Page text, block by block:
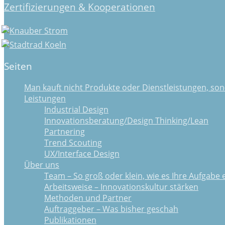
Zertifizierungen & Kooperationen
Seiten
Man kauft nicht Produkte oder Dienstleistungen,
Leistungen
Industrial Design
Innovationsberatung/Design Thinking/Lean
Partnering
Trend Scouting
UX/Interface Design
Über uns
Team – So groß oder klein, wie es Ihre
Arbeitsweise – Innovationskultur stärken
Methoden und Partner
Auftraggeber – Was bisher geschah
Publikationen